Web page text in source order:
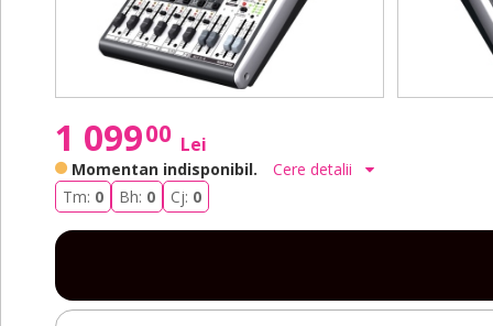
1 09900 Lei
Momentan indisponibil.
Cere detalii
Tm: 0 Bh: 0 Cj: 0